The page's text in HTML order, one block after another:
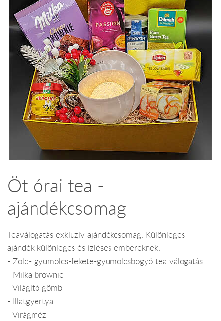
Öt órai tea -
ajándékcsomag
Teaválogatás exkluzív ajándékcsomag. Különleges
ajándék különleges és ízléses embereknek.
- Zöld- gyümölcs-fekete-gyümölcsbogyó tea válogatás
- Milka brownie
- Világító gömb
- Illatgyertya
- Virágméz